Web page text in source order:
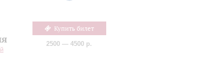
Купить билет
2500 — 4500 р.